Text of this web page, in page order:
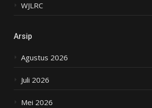
WJLRC
Arsip
Agustus 2026
Juli 2026
Mei 2026